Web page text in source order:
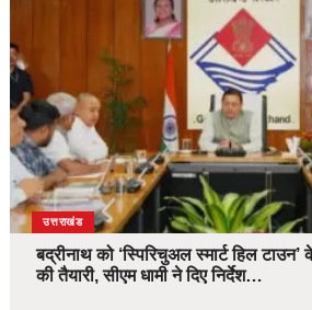
उत्तराखंड
बद्रीनाथ को ‘स्पिरिचुअल स्मार्ट हिल
की तैयारी, सीएम धामी ने दिए निर्देश…